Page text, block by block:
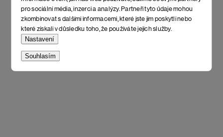
pro sociální média, inzerci a analýzy. Partneři tyto údaje mohou
zkombinovat s dalšími informacemi, které jste jim poskytli nebo
které získali v důsledku toho, že používáte jejich služby.
Nastavení
Souhlasím